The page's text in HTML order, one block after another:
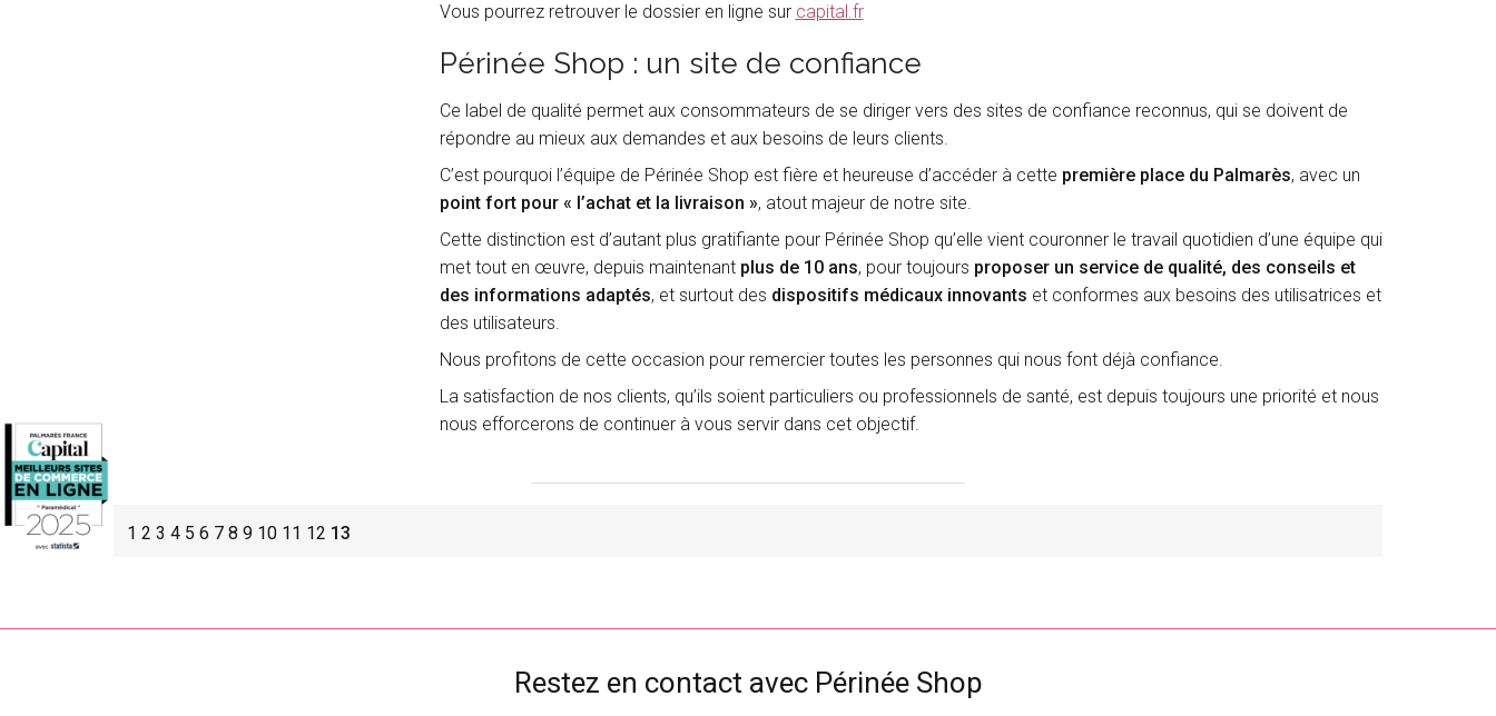
Vous pourrez retrouver le dossier en ligne sur capital.fr
Périnée Shop : un site de confiance
Ce label de qualité permet aux consommateurs de se diriger vers des sites de confiance reconnus, qui se doivent de
répondre au mieux aux demandes et aux besoins de leurs clients.
C’est pourquoi l’équipe de Périnée Shop est fière et heureuse d’accéder à cette première place du Palmarès, avec un
point fort pour « l’achat et la livraison », atout majeur de notre site.
Cette distinction est d’autant plus gratifiante pour Périnée Shop qu’elle vient couronner le travail quotidien d’une équipe qui
met tout en œuvre, depuis maintenant plus de 10 ans, pour toujours proposer un service de qualité, des conseils et
des informations adaptés, et surtout des dispositifs médicaux innovants et conformes aux besoins des utilisatrices et
des utilisateurs.
Nous profitons de cette occasion pour remercier toutes les personnes qui nous font déjà confiance.
La satisfaction de nos clients, qu’ils soient particuliers ou professionnels de santé, est depuis toujours une priorité et nous
nous efforcerons de continuer à vous servir dans cet objectif.
1 2 3 4 5 6 7 8 9 10 11 12 13
Restez en contact avec Périnée Shop